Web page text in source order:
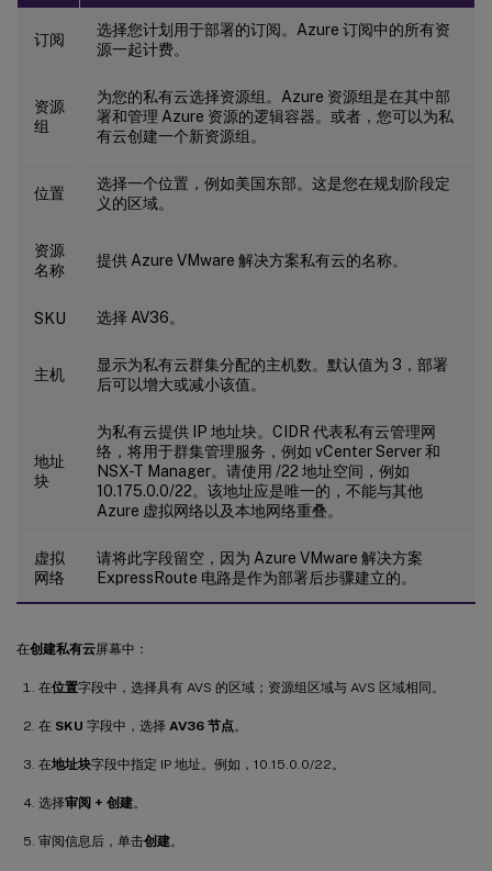
订阅
选择您计划用于部署的订阅。Azure 订阅中的所有资
源一起计费。
资源
组
为您的私有云选择资源组。Azure 资源组是在其中部
署和管理 Azure 资源的逻辑容器。或者，您可以为私
有云创建一个新资源组。
位置
选择一个位置，例如美国东部。这是您在规划阶段定
义的区域。
资源
名称
提供 Azure VMware 解决方案私有云的名称。
SKU 选择 AV36。
主机
显示为私有云群集分配的主机数。默认值为 3，部署
后可以增大或减小该值。
地址
块
为私有云提供 IP 地址块。CIDR 代表私有云管理网
络，将用于群集管理服务，例如 vCenter Server 和
NSX-T Manager。请使用 /22 地址空间，例如
10.175.0.0/22。该地址应是唯一的，不能与其他
Azure 虚拟网络以及本地网络重叠。
虚拟
网络
请将此字段留空，因为 Azure VMware 解决方案
ExpressRoute 电路是作为部署后步骤建立的。
在创建私有云屏幕中：
在位置字段中，选择具有 AVS 的区域；资源组区域与 AVS 区域相同。
在 SKU 字段中，选择 AV36 节点。
在地址块字段中指定 IP 地址。例如，10.15.0.0/22。
选择审阅 + 创建。
审阅信息后，单击创建。